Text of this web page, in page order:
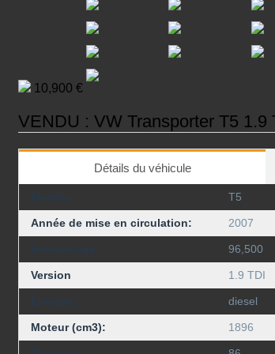
10,900 €
VENDU : VW Transporter T5 1.9
Détails du véhicule
T5
Année de mise en circulation: 2007
96,500
Version 1.9 TDI
diesel
Moteur (cm3): 1896